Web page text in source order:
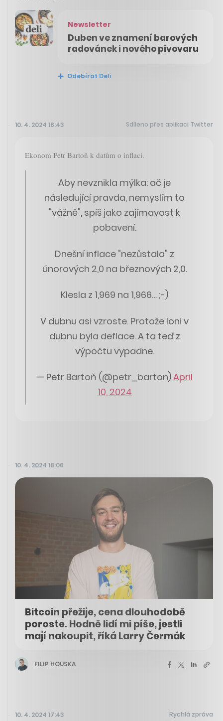
Newsletter
Duben ve znamení barových
radovánek i nového pivovaru
Odebírat Deli
10. 4. 2024 18:43 Sdíleno přes aplikaci Twitter
Ekonom Petr Bartoň k datům o inflaci.
Aby nevznikla mýlka: ač je
následující pravda, nemyslím to
"vážně", spíš jako zajímavost k
pobavení.
Dnešní inflace "nezůstala" z
únorových 2,0 na březnových 2,0.
Klesla z 1,969 na 1,966… ;-)
V dubnu asi vzroste. Protože loni v
dubnu byla deflace. A ta teď z
výpočtu vypadne.
— Petr Bartoň (@petr_barton)April
10, 2024
10. 4. 2024 18:06
Bitcoin přežije, cena dlouhodobě
poroste. Hodně lidí mi píše, jestli
mají nakoupit, říká Larry Čermák
FILIP HOUSKA
10. 4. 2024 17:43 Rychlá zpráva